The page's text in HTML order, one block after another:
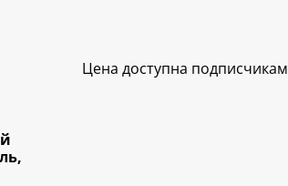
Цена доступна подписчикам